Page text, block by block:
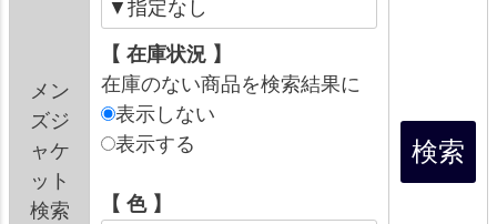
メン
ズジ
ャケ
ット
検索
【 在庫状況 】
在庫のない商品を検索結果に
表示しない
表示する
【 色 】